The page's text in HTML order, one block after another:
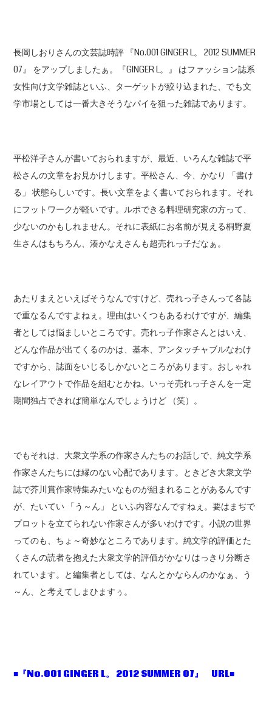
長岡しおりさんの文芸誌時評 『No.001 GINGER L。 2012 SUMMER
07』 をアップしましたぁ。『GINGER L。』 はファッション誌系
女性向け文学雑誌といふ、ターゲットが絞り込まれた、でも文
学市場としては一番大きそうなパイを狙った雑誌であります。
平松洋子さんが書いておられますが、最近、いろんな雑誌で平
松さんの文章をお見かけします。平松さん、今、かなり 「書け
る」 状態らしいです。長い文章をよく書いておられます。それ
にフットワークが軽いです。ルポできる料理研究家の方って、
少ないのかもしれません。それに表紙にお名前が見える桐野夏
生さんはもちろん、湊かなえさんも超売れっ子だなぁ。
あたりまえといえばそうなんですけど、売れっ子さんって各誌
で重なるんですよねぇ。理由はいくつもあるわけですが、編集
者としては悩ましいところです。売れっ子作家さんとはいえ、
どんな作品が出てくるのかは、基本、アンタッチャブルなわけ
ですから、誌面をいじるしかないところがあります。おしゃれ
なレイアウトで作品を組むとかね。いっそ売れっ子さんを一定
期間独占できれば簡単なんでしょうけど （笑）。
でもそれは、大衆文学系の作家さんたちのお話しで、純文学系
作家さんたちには縁のない心配であります。ときどき大衆文学
誌で芥川賞作家特集みたいなものが組まれることがあるんです
が、たいてい 「う～ん」 といふ内容なんですねぇ。要はまぢで
プロットを立てられない作家さんが多いわけです。小説の世界
ってのも、ちょ～奇妙なところであります。純文学的評価とた
くさんの読者を抱えた大衆文学的評価がかなりはっきり分断さ
れています。と編集者としては、なんとかならんのかなぁ、う
～ん、と考えてしまひますぅ。
■『No.001 GINGER L。 2012 SUMMER 07』 URL■